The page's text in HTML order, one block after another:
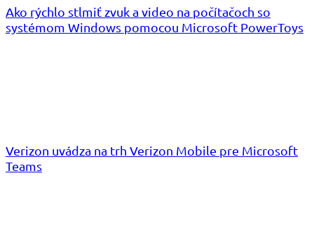
Ako rýchlo stlmiť zvuk a video na počítačoch so
systémom Windows pomocou Microsoft PowerToys
Verizon uvádza na trh Verizon Mobile pre Microsoft
Teams